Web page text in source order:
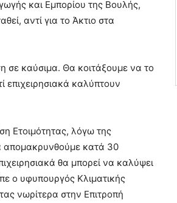
και Εμπορίου της Βουλής,
αντί για το Άκτιο στα
σε καύσιμα. Θα κοιτάξουμε να το
επιχειρησιακά καλύπτουν
Ετοιμότητας, λόγω της
απομακρυνθούμε κατά 30
θα μπορεί να καλύψει
ο υφυπουργός Κλιματικής
νωρίτερα στην Επιτροπή